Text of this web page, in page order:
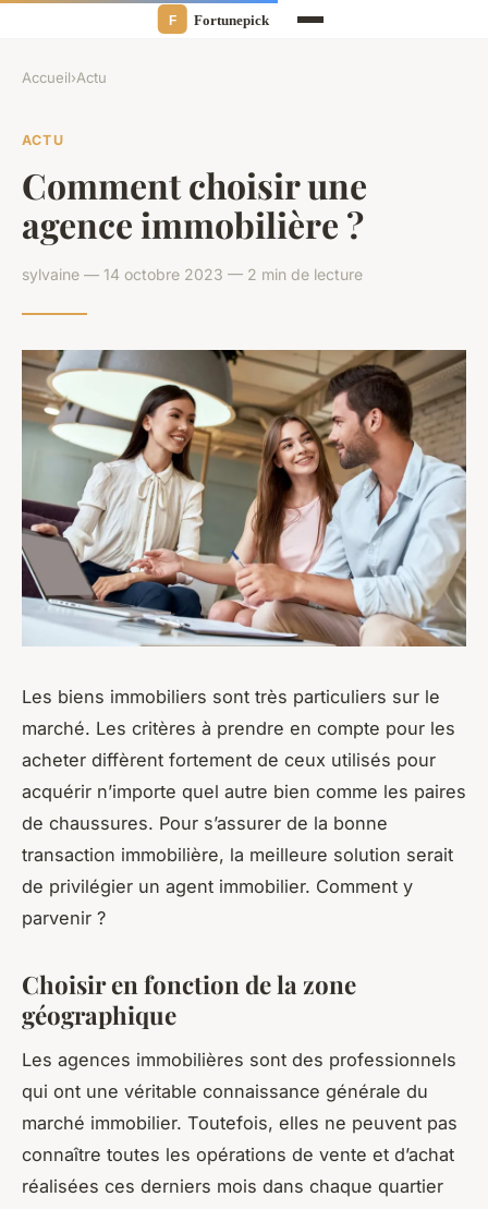
Accueil›Actu
ACTU
Comment choisir une
agence immobilière ?
sylvaine — 14 octobre 2023 — 2 min de lecture
Les biens immobiliers sont très particuliers sur le
marché. Les critères à prendre en compte pour les
acheter diffèrent fortement de ceux utilisés pour
acquérir n’importe quel autre bien comme les paires
de chaussures. Pour s’assurer de la bonne
transaction immobilière, la meilleure solution serait
de privilégier un agent immobilier. Comment y
parvenir ?
Choisir en fonction de la zone
géographique
Les agences immobilières sont des professionnels
qui ont une véritable connaissance générale du
marché immobilier. Toutefois, elles ne peuvent pas
connaître toutes les opérations de vente et d’achat
réalisées ces derniers mois dans chaque quartier